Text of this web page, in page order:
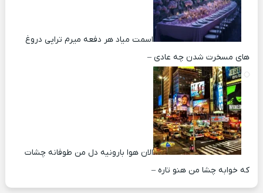
اسمت میاد هر دفعه میرم تراپی دروغ‌
های مسخرت شدن چه عادی –
الان هوا بارونیه دل من طوفانه چشات
که خوابه چشا من هنو تاره –